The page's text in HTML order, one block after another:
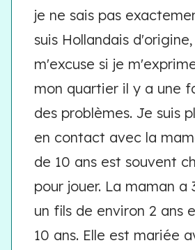
je ne sais pas
suis Hollandais
m'excuse si je
mon quartier il y a une
des problèmes. Je suis
en contact avec la
de 10 ans est souvent
pour jouer. La maman a
un fils de environ 2 ans
10 ans. Elle est mariée